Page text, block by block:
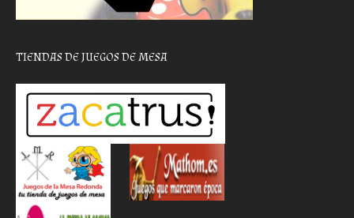
TIENDAS DE JUEGOS DE MESA